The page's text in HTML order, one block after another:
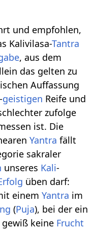
und empfohlen,
Kalivilasa-Tantra
, aus dem
das gelten zu
Auffassung
geistigen Reife und
zufolge
ist. Die
Yantra fällt
sakraler
unseres Kali-
üben darf:
einemYantra im
(Puja), bei der ein
keine Frucht